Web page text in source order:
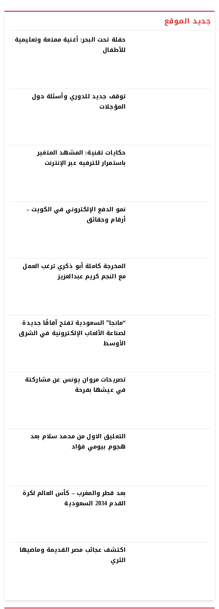
جديد الموقع
حفلة تحت البحر: أغنية ممتعة وتعليمية
للأطفال
توقف جديد للدوري وأسئلة حول
المؤجلات
حكايات تقنية: المشهد المتغير
باستمرار للترفيه عبر الإنترنت
نمو الدفع الإلكتروني في الكويت –
أرقام وحقائق
المخرجة كاملة أبو ذكري ترغب العمل
مع النجم كريم عبدالعزيز
“مانجا” السعودية تفتح آفاقًا جديدة
لصناعة الألعاب الإلكترونية في الشرق
الأوسط
تصريحات مروان يونس عن مشاركتة
في عيشها بفرحة
التعليق الاول من محمد سلام بعد
هجوم بيومي فؤاد
بعد قطر والمغرب – كأس العالم لكرة
القدم 2034 السعودية
اكتشف عجائب مصر القديمة وماضيها
الثري